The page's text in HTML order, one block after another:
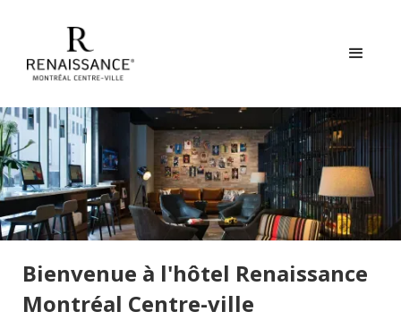
Bienvenue à l'hôtel Renaissance
Montréal Centre-ville